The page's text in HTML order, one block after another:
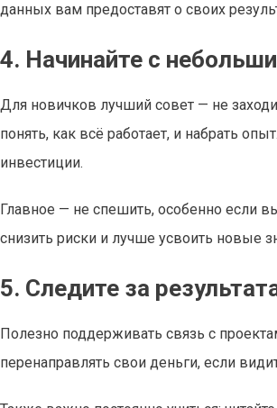
данных вам предоставят о своих
4. Начинайте с
Для новичков лучший совет — не
понять, как всё работает, и набрать
инвестиции.
Главное — не спешить, особенно если
снизить риски и лучше усвоить новые
5. Следите за
Полезно поддерживать связь с
перенаправлять свои деньги, если